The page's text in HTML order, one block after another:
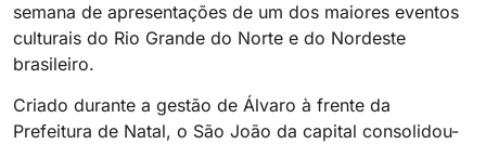
semana de apresentações de um dos maiores eventos
culturais do Rio Grande do Norte e do Nordeste
brasileiro.
Criado durante a gestão de Álvaro à frente da
Prefeitura de Natal, o São João da capital consolidou-